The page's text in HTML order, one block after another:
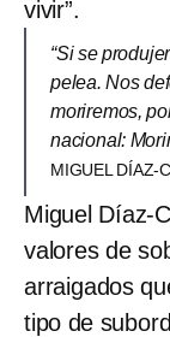
vivir”.
“Si se
pelea. Nos
moriremos,
nacional:
MIGUEL DÍAZ-
Miguel Díaz-
valores de
arraigados
tipo de